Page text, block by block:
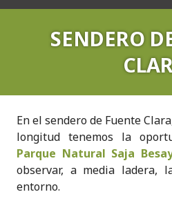
SENDERO
En el sendero de Fuente
longitud tenemos la
Parque Natural Saja
observar, a media ladera,
entorno.